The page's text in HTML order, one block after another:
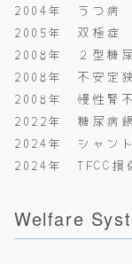
2004年 うつ病
2005年 双極症
2008年 ２型糖
2008年 不安定
2008年 慢性腎
2022年 糖尿病
2024年 シャン
2024年 TFCC損
Welfare